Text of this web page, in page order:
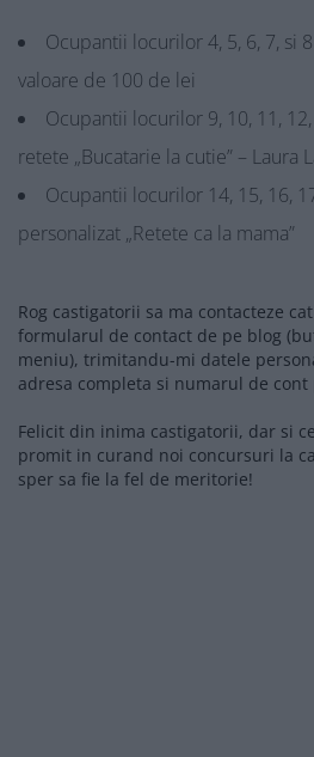
Ocupantii locurilor 4, 5, 6, 7, si
valoare de 100 de lei
Ocupantii locurilor 9, 10, 11,
retete „Bucatarie la cutie” – Laura
Ocupantii locurilor 14, 15, 16,
personalizat „Retete ca la mama”
Rog castigatorii sa ma contacteze
formularul de contact de pe blog
meniu), trimitandu-mi datele
adresa completa si numarul de
Felicit din inima castigatorii, dar si
promit in curand noi concursuri la
sper sa fie la fel de meritorie!